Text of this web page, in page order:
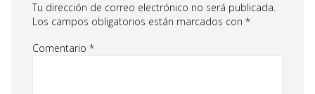
Tu dirección de correo electrónico no será publicada.
Los campos obligatorios están marcados con *
Comentario *